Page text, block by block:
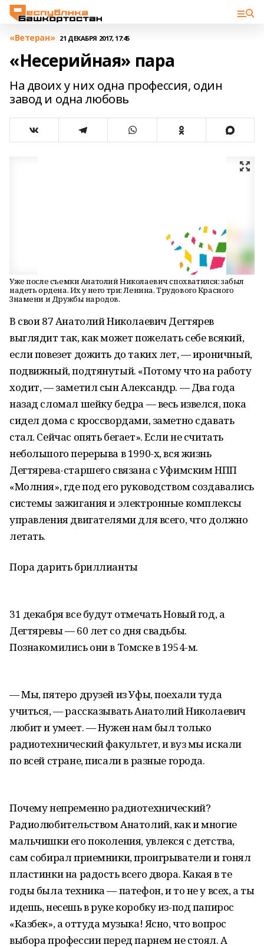
«Ветеран» 21 ДЕКАБРЯ 2017, 17:45
«Несерийная» пара
На двоих у них одна профессия, один
завод и одна любовь
Уже после съемки Анатолий Николаевич спохватился: забыл
надеть ордена. Их у него три: Ленина, Трудового Красного
Знамени и Дружбы народов.
В свои 87 Анатолий Николаевич Дегтярев
выглядит так, как может пожелать себе всякий,
если повезет дожить до таких лет, — ироничный,
подвижный, подтянутый. «Потому что на работу
ходит, — заметил сын Александр. — Два года
назад сломал шейку бедра — весь извелся, пока
сидел дома с кроссвордами, заметно сдавать
стал. Сейчас опять бегает». Если не считать
небольшого перерыва в 1990-х, вся жизнь
Дегтярева-старшего связана с Уфимским НПП
«Молния», где под его руководством создавались
системы зажигания и электронные комплексы
управления двигателями для всего, что должно
летать.
Пора дарить бриллианты
31 декабря все будут отмечать Новый год, а
Дегтяревы — 60 лет со дня свадьбы.
Познакомились они в Томске в 1954-м.
— Мы, пятеро друзей из Уфы, поехали туда
учиться, — рассказывать Анатолий Николаевич
любит и умеет. — Нужен нам был только
радиотехнический факультет, и вуз мы искали
по всей стране, писали в разные города.
Почему непременно радиотехнический?
Радиолюбительством Анатолий, как и многие
мальчишки его поколения, увлекся с детства,
сам собирал приемники, проигрыватели и гонял
пластинки на радость всего двора. Какая в те
годы была техника — патефон, и то не у всех, а ты
идешь, несешь в руке коробку из-под папирос
«Казбек», а оттуда музыка! Ясно, что вопрос
выбора профессии перед парнем не стоял. А